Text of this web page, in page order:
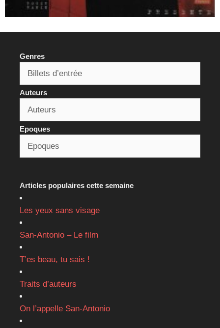
Genres
Auteurs
Epoques
Articles populaires cette semaine
Les yeux sans visage
San-Antonio – Le film
T’es beau, tu sais !
Traits d’auteurs
On l’appelle San-Antonio